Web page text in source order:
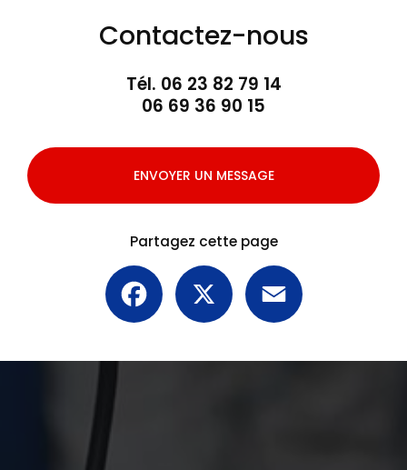
Contactez-nous
Tél. 06 23 82 79 14
06 69 36 90 15
ENVOYER UN MESSAGE
Partagez cette page
Facebook